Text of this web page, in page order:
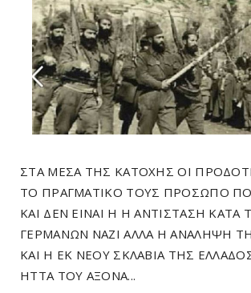
ΣΤΑ ΜΕΣΑ ΤΗΣ ΚΑΤΟΧΗΣ ΟΙ
ΤΟ ΠΡΑΓΜΑΤΙΚΟ ΤΟΥΣ ΠΡΟΣΩΠΟ
ΚΑΙ ΔΕΝ ΕΙΝΑΙ Η Η ΑΝΤΙΣΤΑΣΗ ΚΑΤΑ
ΓΕΡΜΑΝΩΝ ΝΑΖΙ ΑΛΛΑ Η ΑΝΑΛΗΨΗ
ΚΑΙ Η ΕΚ ΝΕΟΥ ΣΚΛΑΒΙΑ ΤΗΣ
ΗΤΤΑ ΤΟΥ ΑΞΟΝΑ...